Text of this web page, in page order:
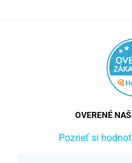
OVERENÉ
Pozrieť si